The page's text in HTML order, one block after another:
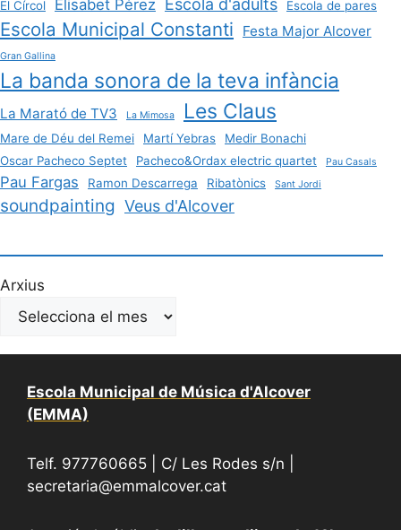
El Círcol
Elisabet Pérez Escola d'adults Escola de pares
Escola Municipal Constanti Festa Major Alcover
Gran Gallina
La banda sonora de la teva infància
La Marató de TV3 La Mimosa Les Claus
Mare de Déu del Remei Martí Yebras
Medir Bonachi
Oscar Pacheco Septet
Pacheco&Ordax electric quartet Pau Casals
Pau Fargas Ramon Descarrega Ribatònics Sant Jordi
soundpainting Veus d'Alcover
Arxius
Escola Municipal de Música d'Alcover
(EMMA)
Telf. 977760665 | C/ Les Rodes s/n |
secretaria@emmalcover.cat